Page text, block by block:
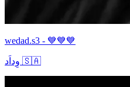
wedad.s3 - 💙💙💙
وِداَد 🇸🇦